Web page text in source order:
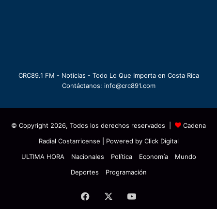
CRC89.1 FM - Noticias - Todo Lo Que Importa en Costa Rica
Contáctanos: info@crc891.com
© Copyright 2026, Todos los derechos reservados |
Cadena
Radial Costarricense | Powered by Click Digital
ULTIMA HORA
Nacionales Política Economía
Mundo
Deportes
Programación
Facebook